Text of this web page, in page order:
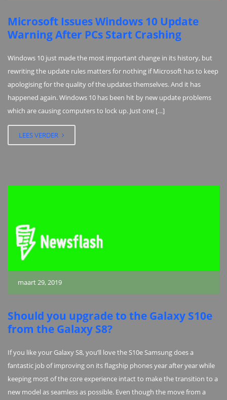
Microsoft Issues Windows 10 Update
Warning After PCs Start Crashing
Windows 10 just made the most important change in its history, but
rewriting the update rules matters for nothing if Microsoft has to keep
apologising for the quality of the updates themselves. And it has
happened again. Windows 10 has been hit by new update problems
which are causing computers to lock up. Just one […]
LEES VERDER
maart 29, 2019
Should you upgrade to the Galaxy S10e
from the Galaxy S8?
If you like your Galaxy S8, you’ll love the S10e Samsung does a
fantastic job of improving on its flagship phones year after year while
keeping most of the core experience intact to make the transition to a
new model as seamless as possible. Even though the move from a